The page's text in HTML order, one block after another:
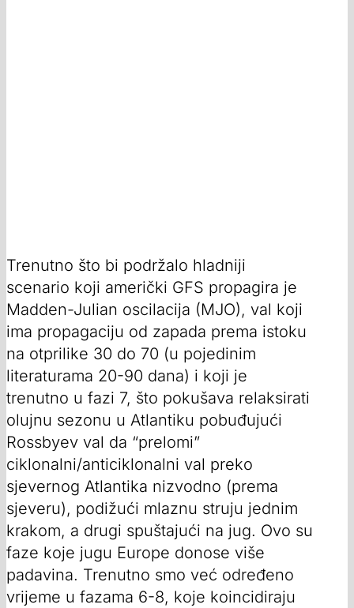
Trenutno što bi podržalo hladniji
scenario koji američki GFS propagira je
Madden-Julian oscilacija (MJO), val koji
ima propagaciju od zapada prema istoku
na otprilike 30 do 70 (u pojedinim
literaturama 20-90 dana) i koji je
trenutno u fazi 7, što pokušava relaksirati
olujnu sezonu u Atlantiku pobuđujući
Rossbyev val da “prelomi”
ciklonalni/anticiklonalni val preko
sjevernog Atlantika nizvodno (prema
sjeveru), podižući mlaznu struju jednim
krakom, a drugi spuštajući na jug. Ovo su
faze koje jugu Europe donose više
padavina. Trenutno smo već određeno
vrijeme u fazama 6-8, koje koincidiraju